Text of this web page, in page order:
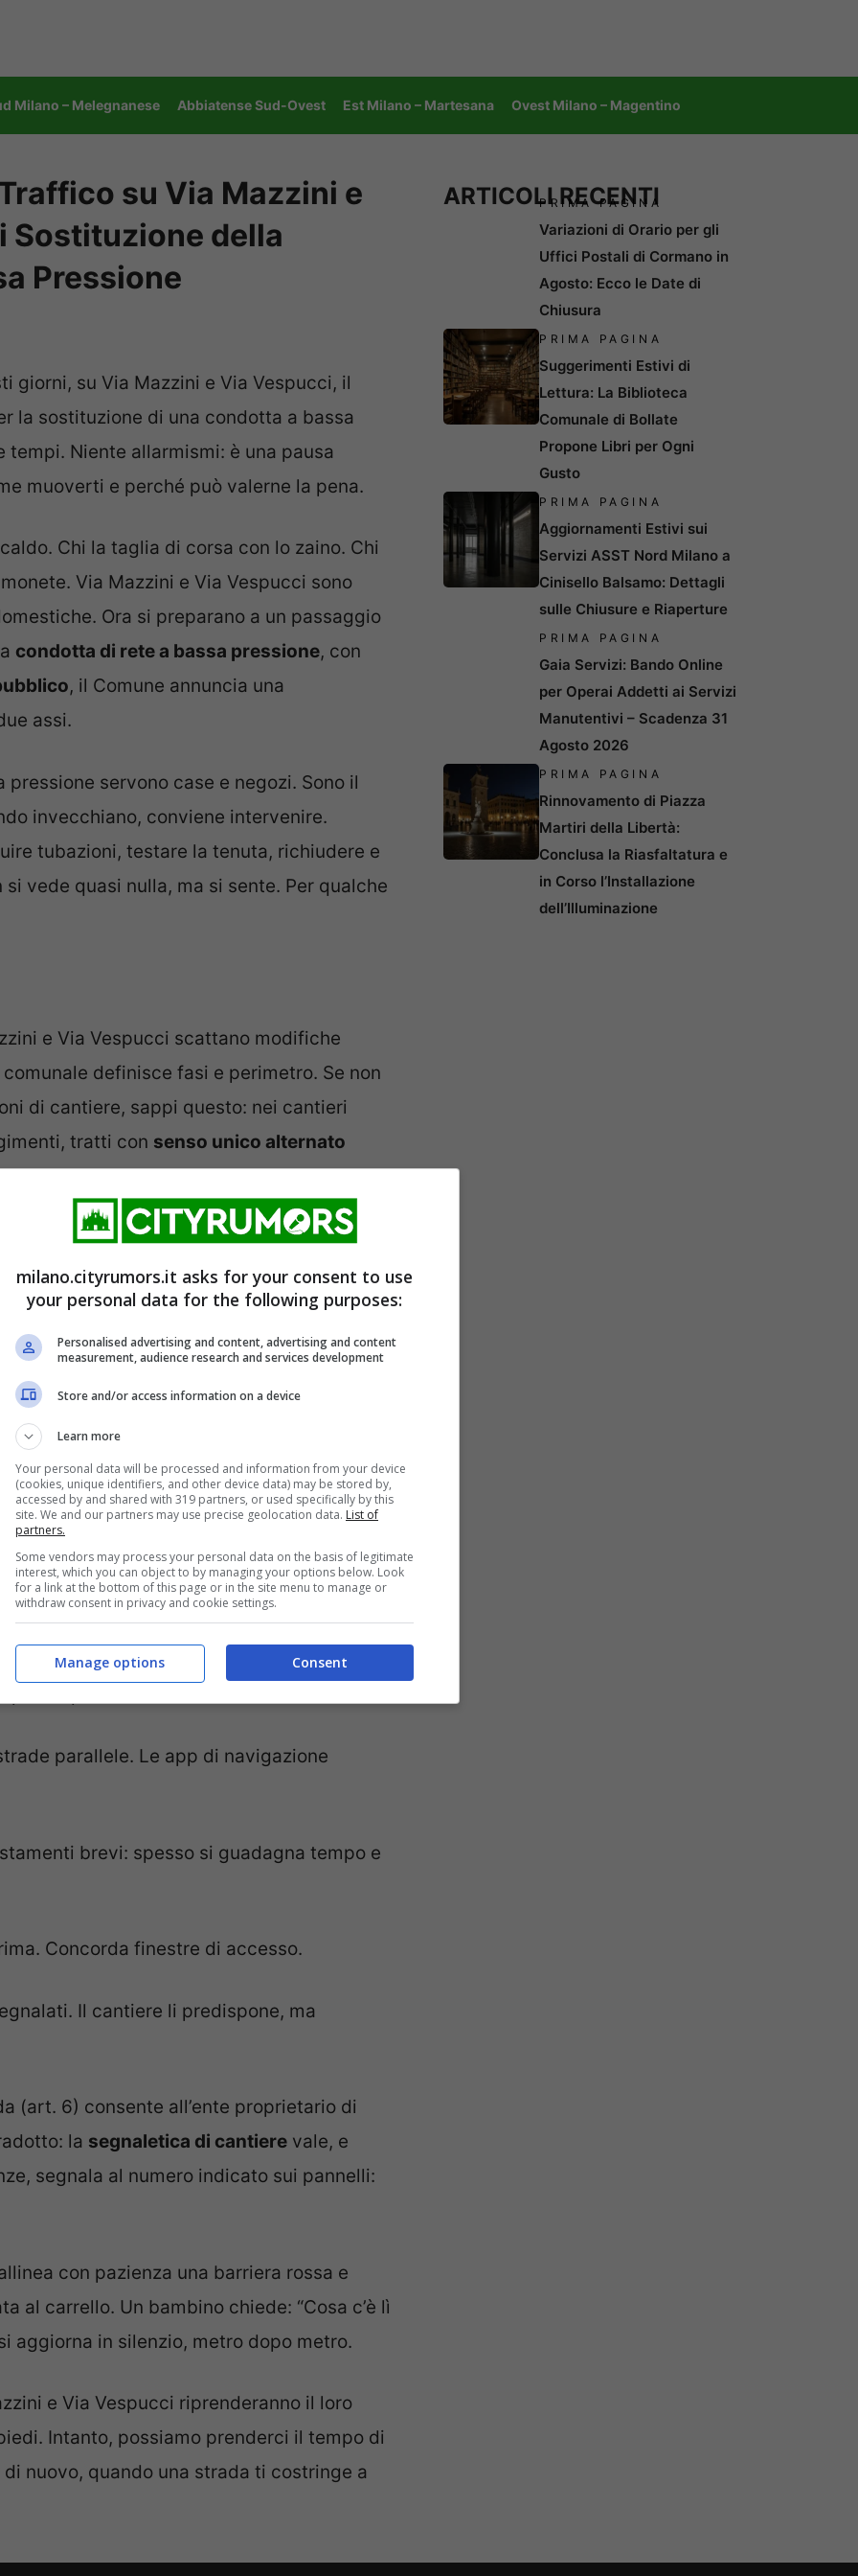
Milano – Melegnanese Abbiatense Sud-Ovest Est Milano – Martesana Ovest Milano – Magentino
su Via Mazzini e
Sostituzione della
Pressione
giorni, su Via Mazzini e Via Vespucci, il
la sostituzione di una condotta a bassa
Niente allarmismi: è una pausa
muoverti e perché può valerne la pena.
Chi la taglia di corsa con lo zaino. Chi
Via Mazzini e Via Vespucci sono
Ora si preparano a un passaggio
condotta di rete a bassa pressione, con
, il Comune annuncia una
assi.
servono case e negozi. Sono il
invecchiano, conviene intervenire.
tubazioni, testare la tenuta, richiudere e
vede quasi nulla, ma si sente. Per qualche
e Via Vespucci scattano modifiche
comunale definisce fasi e perimetro. Se non
di cantiere, sappi questo: nei cantieri
tratti con senso unico alternato
di sostaper agevolare scavi e ripristini.
e carico-scarico essenziale resta di
un calendario ufficiale, è ragionevole
con possibili riaperture serali dei tratti
potrebbero deviare. Verifica gli avvisi alle
“a finestre” di pochi metri, si mette in
scatta il collaudo di tenuta. Il ripristino
provvisorio, poi manto definitivo quando
ritardo.
stress
più di qualsiasi scorciatoia.
parallele. Le app di navigazione
brevi: spesso si guadagna tempo e
Concorda finestre di accesso.
Il cantiere li predispone, ma
(art. 6) consente all’ente proprietario di
la segnaletica di cantiere vale, e
segnala al numero indicato sui pannelli:
con pazienza una barriera rossa e
al carrello. Un bambino chiede: “Cosa c’è lì
aggiorna in silenzio, metro dopo metro.
e Via Vespucci riprenderanno il loro
Intanto, possiamo prenderci il tempo di
nuovo, quando una strada ti costringe a
ARTICOLI RECENTI
PRIMA PAGINA
Variazioni di Orario per gli
Uffici Postali di Cormano in
Agosto: Ecco le Date di
Chiusura
PRIMA PAGINA
Suggerimenti Estivi di
Lettura: La Biblioteca
Comunale di Bollate
Propone Libri per Ogni
Gusto
PRIMA PAGINA
Aggiornamenti Estivi sui
Servizi ASST Nord Milano a
Cinisello Balsamo: Dettagli
sulle Chiusure e Riaperture
PRIMA PAGINA
Gaia Servizi: Bando Online
per Operai Addetti ai Servizi
Manutentivi – Scadenza 31
Agosto 2026
PRIMA PAGINA
Rinnovamento di Piazza
Martiri della Libertà:
Conclusa la Riasfaltatura e
in Corso l’Installazione
dell’Illuminazione
milano.cityrumors.it asks for your consent to use
your personal data for the following purposes:
Personalised advertising and content, advertising and content
measurement, audience research and services development
Store and/or access information on a device
Learn more
Your personal data will be processed and information from your device
(cookies, unique identifiers, and other device data) may be stored by,
accessed by and shared with 319 partners, or used specifically by this
site. We and our partners may use precise geolocation data. List of
partners.
Some vendors may process your personal data on the basis of legitimate
interest, which you can object to by managing your options below. Look
for a link at the bottom of this page or in the site menu to manage or
withdraw consent in privacy and cookie settings.
Consent
Manage options